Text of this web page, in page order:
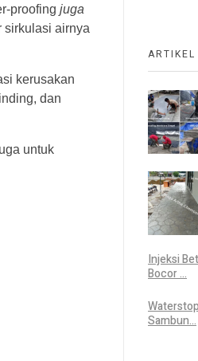
proofing juga
sirkulasi airnya
kerusakan
dan
untuk
ARTIKEL
Injeksi
Bocor ...
Sambun...